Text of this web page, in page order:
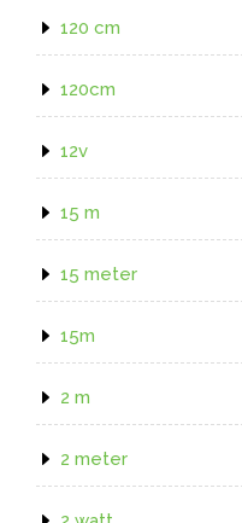
120 cm
120cm
12v
15 m
15 meter
15m
2 m
2 meter